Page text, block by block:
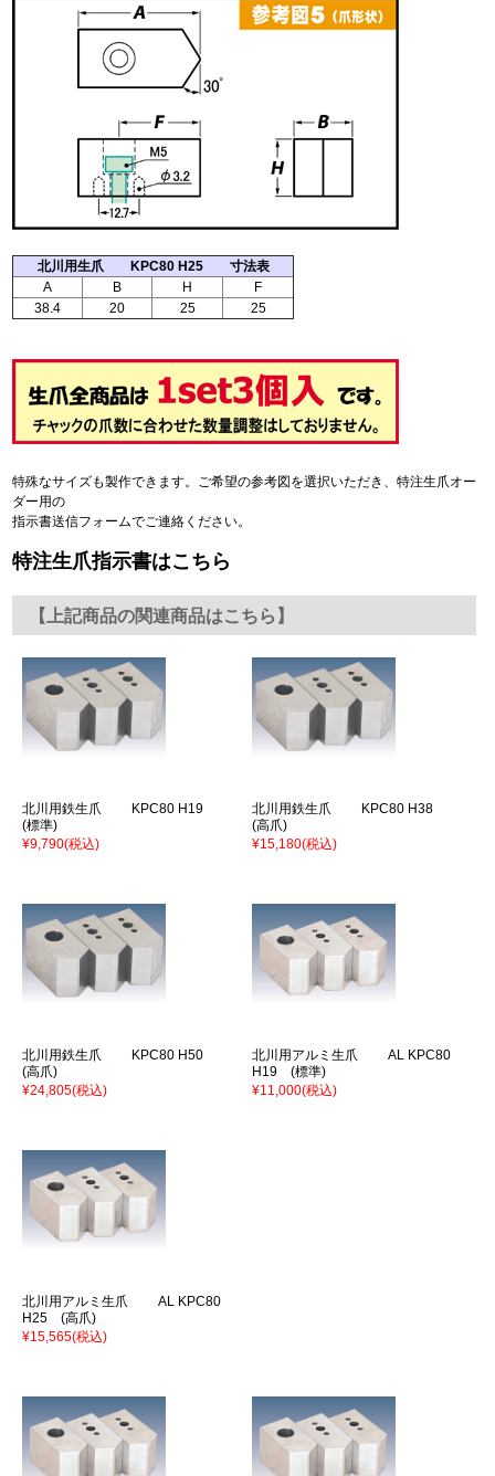
北川用生爪 KPC80 H25 寸法表
A
B H
F
38.4
20 25 25
特殊なサイズも製作できます。ご希望の参考図を選択いただき、特注生爪オー
ダー用の
指示書送信フォームでご連絡ください。
特注生爪指示書はこちら
【上記商品の関連商品はこちら】
北川用鉄生爪 KPC80 H19
(標準)
¥9,790(税込)
北川用鉄生爪 KPC80 H38
(高爪)
¥15,180(税込)
北川用鉄生爪 KPC80 H50
(高爪)
¥24,805(税込)
北川用アルミ生爪 AL KPC80
H19 (標準)
¥11,000(税込)
北川用アルミ生爪 AL KPC80
H25 (高爪)
¥15,565(税込)